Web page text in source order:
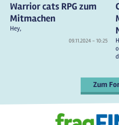
Warrior cats RPG zum
Mitmachen
Hey,
09.11.2024 - 10:25
Zum